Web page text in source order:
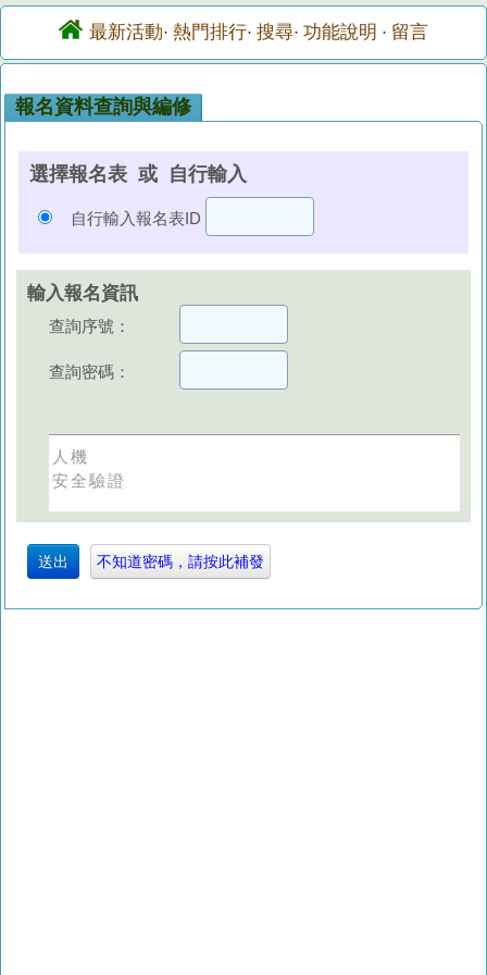
最新活動· 熱門排行· 搜尋· 功能說明 · 留言
報名資料查詢與編修
選擇報名表 或 自行輸入
自行輸入報名表ID
輸入報名資訊
查詢序號：
查詢密碼：
人機
安全驗證